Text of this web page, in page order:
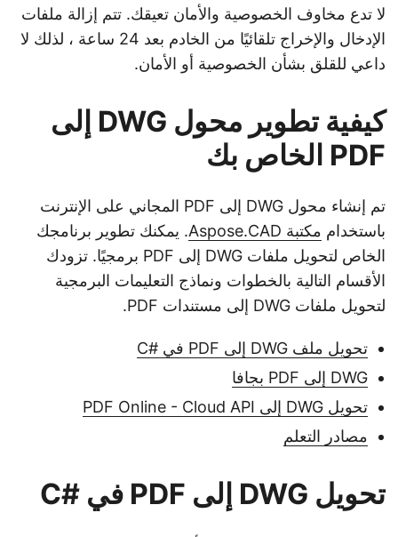
لا تدع مخاوف الخصوصية والأمان تعيقك. تتم إزالة ملفات
الإدخال والإخراج تلقائيًا من الخادم بعد 24 ساعة ، لذلك لا
داعي للقلق بشأن الخصوصية أو الأمان.
كيفية تطوير محول DWG إلى
PDF الخاص بك
تم إنشاء محول DWG إلى PDF المجاني على الإنترنت
باستخداممكتبة Aspose.CAD
. يمكنك تطوير برنامجك
الخاص لتحويل ملفات DWG إلى PDF برمجيًا. تزودك
الأقسام التالية بالخطوات ونماذج التعليمات البرمجية
لتحويل ملفات DWG إلى مستندات PDF.
تحويل ملف DWG إلى PDF في #C
DWG إلى PDF بجافا
تحويل DWG إلى PDF Online - Cloud API
مصادر التعلم
تحويل DWG إلى PDF في #C